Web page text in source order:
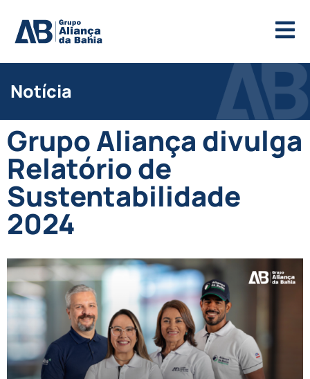
Notícia
Grupo Aliança divulga
Relatório de
Sustentabilidade
2024